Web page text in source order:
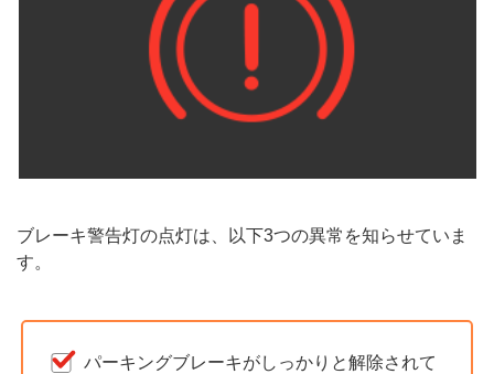
ブレーキ警告灯の点灯は、以下3つの異常を知らせていま
す。
パーキングブレーキがしっかりと解除されて